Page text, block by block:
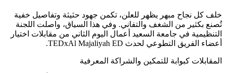
خلف كل نجاح مبهر يظهر للعلن، تكمن جهود حثيثة وتفاصيل خفية
تُصنع بكثير من الشغف والتفاني. وفي هذا السياق، واصلت اللجنة
التنظيمية في جامعة السعيد أعمال اليوم الثاني من مقابلات اختيار
أعضاء الفريق التطوعي لحدث TEDxAl Majaliyah ED.
​المقابلات كبوابة للتمكين والشراكة المعرفية